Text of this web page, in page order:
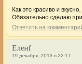
Как это красиво и
Обязательно сделаю
Ответить на
Еленf
19 декабря, 2013 в 22:17